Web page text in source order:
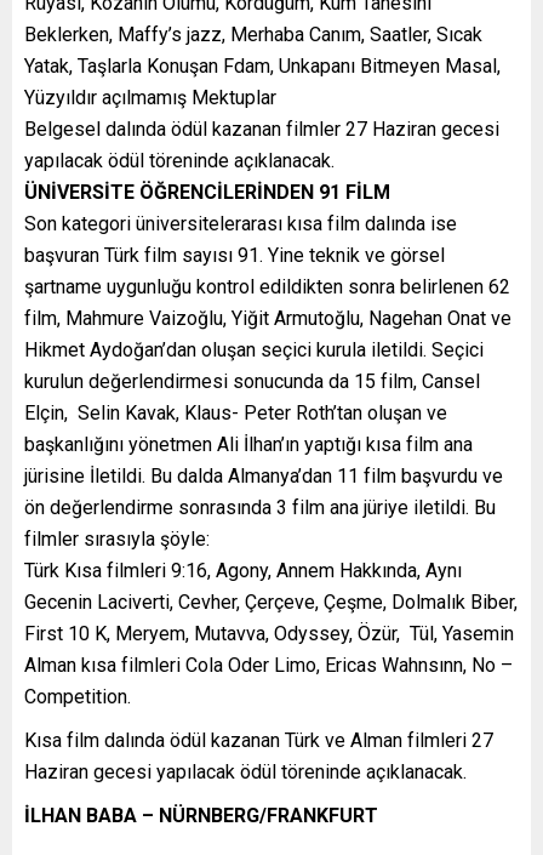
Beklerken, Maffy’s jazz, Merhaba Canım, Saatler, Sıcak
Yatak, Taşlarla Konuşan Fdam, Unkapanı Bitmeyen Masal,
Yüzyıldır açılmamış Mektuplar
Belgesel dalında ödül kazanan filmler 27 Haziran gecesi
yapılacak ödül töreninde açıklanacak.
ÜNİVERSİTE ÖĞRENCİLERİNDEN 91 FİLM
Son kategori üniversitelerarası kısa film dalında ise
başvuran Türk film sayısı 91. Yine teknik ve görsel
şartname uygunluğu kontrol edildikten sonra belirlenen 62
film, Mahmure Vaizoğlu, Yiğit Armutoğlu, Nagehan Onat ve
Hikmet Aydoğan’dan oluşan seçici kurula iletildi. Seçici
kurulun değerlendirmesi sonucunda da 15 film, Cansel
Elçin, Selin Kavak, Klaus- Peter Roth’tan oluşan ve
başkanlığını yönetmen Ali İlhan’ın yaptığı kısa film ana
jürisine İletildi. Bu dalda Almanya’dan 11 film başvurdu ve
ön değerlendirme sonrasında 3 film ana jüriye iletildi. Bu
filmler sırasıyla şöyle:
Türk Kısa filmleri 9:16, Agony, Annem Hakkında, Aynı
Gecenin Laciverti, Cevher, Çerçeve, Çeşme, Dolmalık Biber,
First 10 K, Meryem, Mutavva, Odyssey, Özür, Tül, Yasemin
Alman kısa filmleri Cola Oder Limo, Ericas Wahnsınn, No –
Competition.
Kısa film dalında ödül kazanan Türk ve Alman filmleri 27
Haziran gecesi yapılacak ödül töreninde açıklanacak.
İLHAN BABA – NÜRNBERG/FRANKFURT